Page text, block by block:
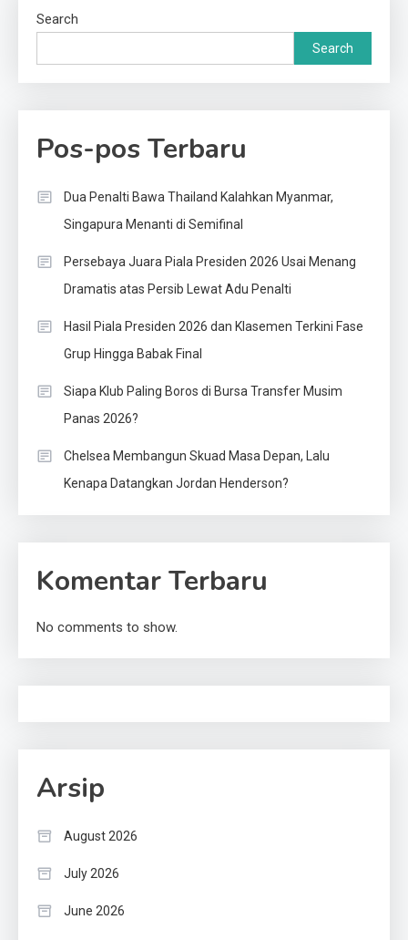
Search
Search
Pos-pos Terbaru
Dua Penalti Bawa Thailand Kalahkan Myanmar,
Singapura Menanti di Semifinal
Persebaya Juara Piala Presiden 2026 Usai Menang
Dramatis atas Persib Lewat Adu Penalti
Hasil Piala Presiden 2026 dan Klasemen Terkini Fase
Grup Hingga Babak Final
Siapa Klub Paling Boros di Bursa Transfer Musim
Panas 2026?
Chelsea Membangun Skuad Masa Depan, Lalu
Kenapa Datangkan Jordan Henderson?
Komentar Terbaru
No comments to show.
Arsip
August 2026
July 2026
June 2026